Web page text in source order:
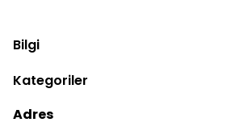
Bilgi
Kategoriler
Adres